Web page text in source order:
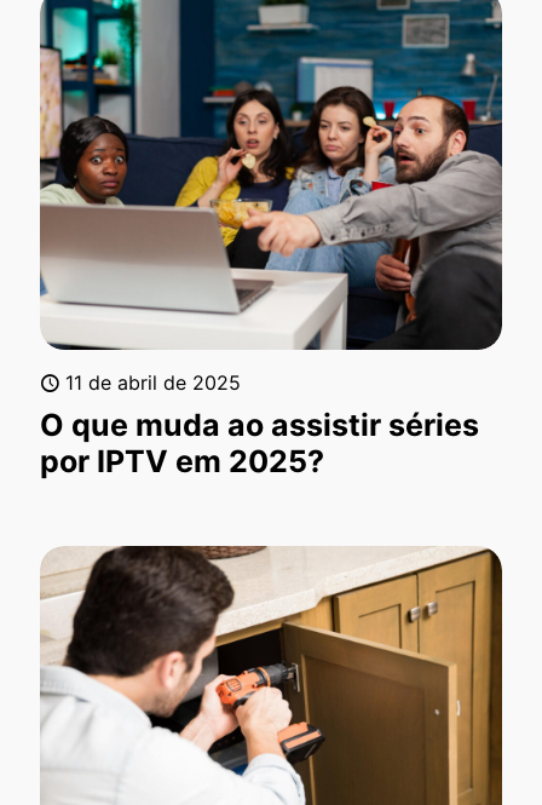
11 de abril de 2025
O que muda ao assistir séries
por IPTV em 2025?